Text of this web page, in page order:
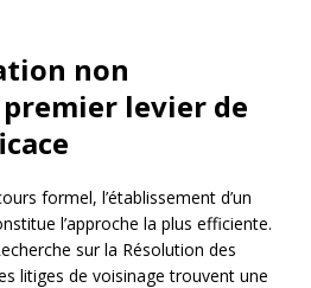
non
levier de
formel, l’établissement d’un
l’approche la plus efficiente.
sur la Résolution des
litiges de voisinage trouvent une